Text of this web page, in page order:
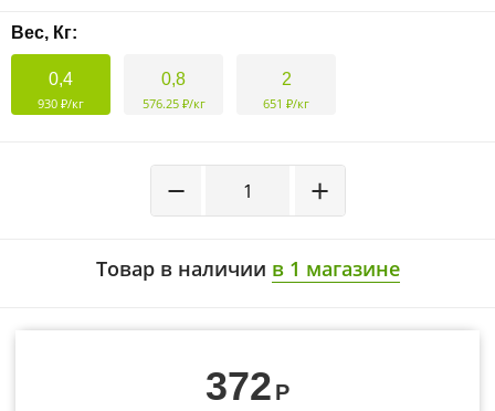
Вес, Кг:
0,4
930 ₽/кг
0,8
576.25 ₽/кг
2
651 ₽/кг
+
−
Товар в наличии в 1 магазине
372 Р